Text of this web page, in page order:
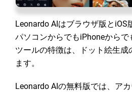
Leonardo AIはブラウザ版とiOS
パソコンからでもiPhoneから
ツールの特徴は、ドット絵生成
ます。
Leonardo AIの無料版では、ア